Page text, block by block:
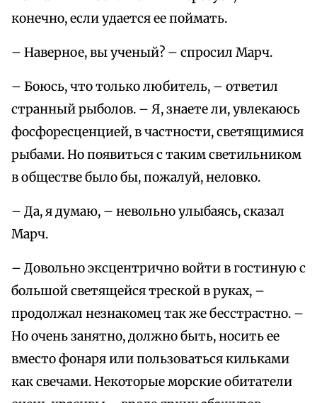
конечно, если удается ее поймать.
– Наверное, вы ученый? – спросил Марч.
– Боюсь, что только любитель, – ответил
странный рыболов. – Я, знаете ли, увлекаюсь
фосфоресценцией, в частности, светящимися
рыбами. Но появиться с таким светильником
в обществе было бы, пожалуй, неловко.
– Да, я думаю, – невольно улыбаясь, сказал
Марч.
– Довольно эксцентрично войти в гостиную с
большой светящейся треской в руках, –
продолжал незнакомец так же бесстрастно. –
Но очень занятно, должно быть, носить ее
вместо фонаря или пользоваться кильками
как свечами. Некоторые морские обитатели